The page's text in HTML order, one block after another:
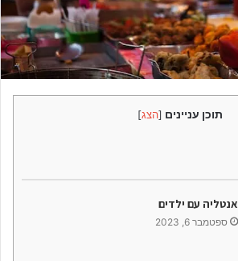
תוכן עניינים [הצג]
אנטליה עם ילדים
ספטמבר 6, 2023